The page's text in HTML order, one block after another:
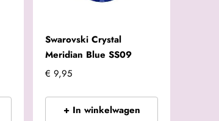
Swarovski Crystal
Meridian Blue SS09
€ 9,95
+ In winkelwagen